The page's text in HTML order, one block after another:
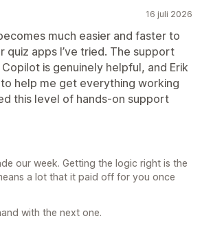
16 juli 2026
much easier and faster to
quiz apps I’ve tried. The support
is genuinely helpful, and Erik
help me get everything working
this level of hands-on support
our week. Getting the logic right is the
a lot that it paid off for you once
with the next one.